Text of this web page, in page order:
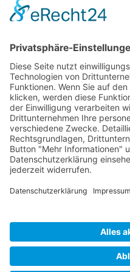
Tel.:+1 253-867-57 35
Unternehmen
Service
Media
© 2026 - Camaro
AGB